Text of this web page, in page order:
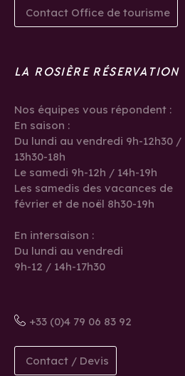
Contact Office de tourisme
LA ROSIÈRE RÉSERVATION
Nos équipes vous répondent :
En saison :
Du lundi au vendredi 9h-12h30 /
13h30-18h
Le samedi 9h-12h / 14h-19h
Les samedis des vacances de
février et de noël 8h30-19h
En intersaison :
Du lundi au vendredi
9h-12 / 14h-17h30
+33 (0)4 79 06 83 92
Contact / Devis